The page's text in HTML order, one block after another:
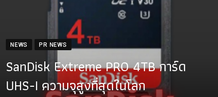
NEWS PR NEWS
SanDisk Extreme PRO 4TB การ์ด
UHS-I ความจุสูงที่สุดในโลก